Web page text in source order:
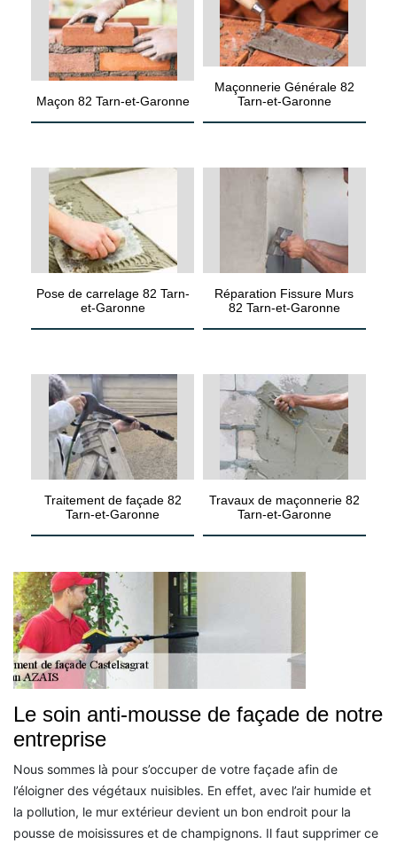
Maçon 82 Tarn-et-Garonne
Maçonnerie Générale 82
Tarn-et-Garonne
Pose de carrelage 82 Tarn-
et-Garonne
Réparation Fissure Murs
82 Tarn-et-Garonne
Traitement de façade 82
Tarn-et-Garonne
Travaux de maçonnerie 82
Tarn-et-Garonne
Le soin anti-mousse de façade de notre
entreprise
Nous sommes là pour s’occuper de votre façade afin de
l’éloigner des végétaux nuisibles. En effet, avec l’air humide et
la pollution, le mur extérieur devient un bon endroit pour la
pousse de moisissures et de champignons. Il faut supprimer ce